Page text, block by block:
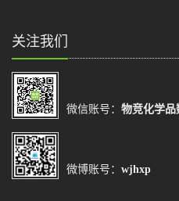
关注我们
微信账号： 物竞化学品
微博账号： wjhxp